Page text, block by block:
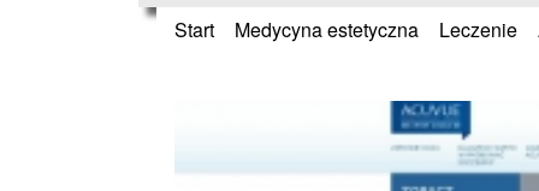
Start Medycyna estetyczna Leczenie